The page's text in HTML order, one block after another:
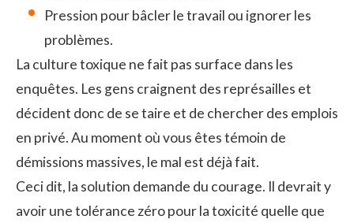
Pression pour bâcler le travail ou ignorer les
problèmes.
La culturetoxique ne fait pas surface dans les
enquêtes. Les gens craignent des représailles et
décident donc de se taire et de chercher des emplois
en privé. Au moment où vous êtes témoin de
démissions massives, le mal est déjà fait.
Ceci dit, la solution demande du courage. Il devrait y
avoir une tolérance zéro pour la toxicité quelle que